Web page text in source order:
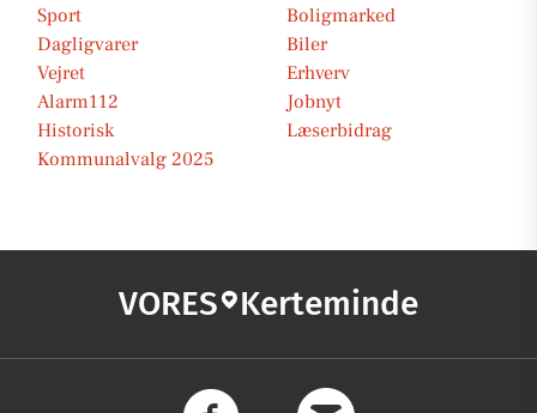
Sport
Boligmarked
Dagligvarer
Biler
Vejret
Erhverv
Alarm112
Jobnyt
Historisk
Læserbidrag
Kommunalvalg 2025
VORES Kerteminde